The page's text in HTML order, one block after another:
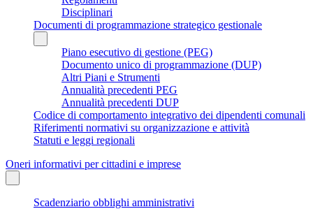
Disciplinari
Documenti di programmazione strategico gestionale
Piano esecutivo di gestione (PEG)
Documento unico di programmazione (DUP)
Altri Piani e Strumenti
Annualità precedenti PEG
Annualità precedenti DUP
Codice di comportamento integrativo dei dipendenti comunali
Riferimenti normativi su organizzazione e attività
Statuti e leggi regionali
Oneri informativi per cittadini e imprese
Scadenziario obblighi amministrativi